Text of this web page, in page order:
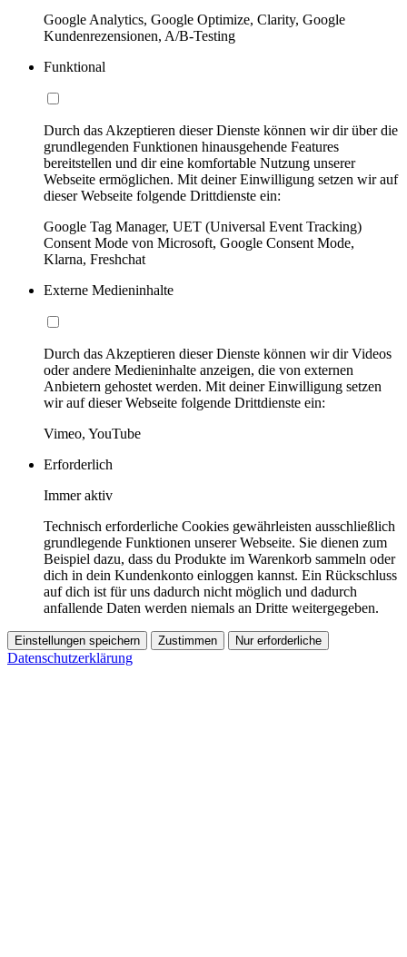
Google Analytics, Google Optimize, Clarity, Google
Kundenrezensionen, A/B-Testing
Funktional
Durch das Akzeptieren dieser Dienste können wir dir über die
grundlegenden Funktionen hinausgehende Features
bereitstellen und dir eine komfortable Nutzung unserer
Webseite ermöglichen. Mit deiner Einwilligung setzen wir auf
dieser Webseite folgende Drittdienste ein:
Google Tag Manager, UET (Universal Event Tracking)
Consent Mode von Microsoft, Google Consent Mode,
Klarna, Freshchat
Externe Medieninhalte
Durch das Akzeptieren dieser Dienste können wir dir Videos
oder andere Medieninhalte anzeigen, die von externen
Anbietern gehostet werden. Mit deiner Einwilligung setzen
wir auf dieser Webseite folgende Drittdienste ein:
Vimeo, YouTube
Erforderlich
Immer aktiv
Technisch erforderliche Cookies gewährleisten ausschließlich
grundlegende Funktionen unserer Webseite. Sie dienen zum
Beispiel dazu, dass du Produkte im Warenkorb sammeln oder
dich in dein Kundenkonto einloggen kannst. Ein Rückschluss
auf dich ist für uns dadurch nicht möglich und dadurch
anfallende Daten werden niemals an Dritte weitergegeben.
Einstellungen speichern Zustimmen Nur erforderliche
Datenschutzerklärung